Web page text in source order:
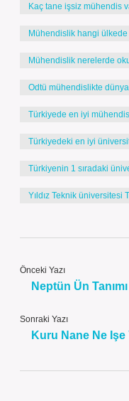
Kaç tane işsiz mühendis
Mühendislik hangi ülkede
Mühendislik nerelerde
Odtü mühendislikte
Türkiyede en iyi
Türkiyedeki en iyi
Türkiyenin 1 sıradaki
Yıldız Teknik üniversitesi
Önceki Yazı
Neptün Ün
Sonraki Yazı
Kuru Nane Ne Işe